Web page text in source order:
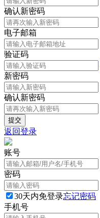
确认新密码
电子邮箱
验证码
新密码
确认新密码
返回登录
账号
密码
30天内免登录忘记密码
手机号